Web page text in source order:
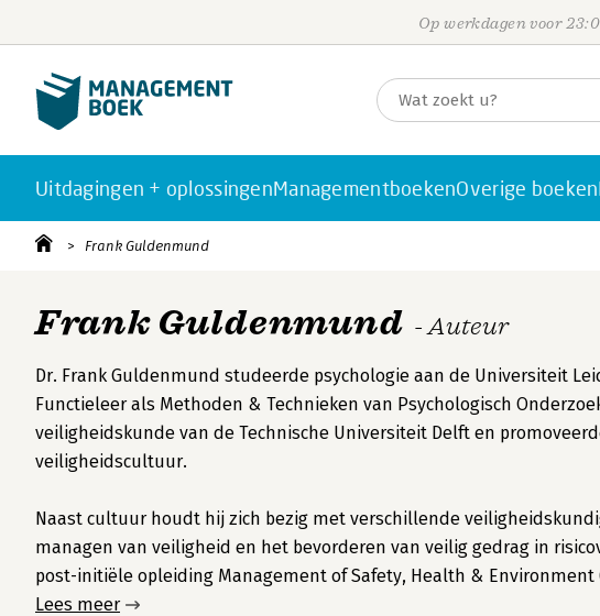
Op werkdagen voor
Uitdagingen + oplossingenManagementboekenOverige boeken
Frank Guldenmund
Frank Guldenmund - Auteur
Dr. Frank Guldenmund studeerde psychologie aan de Universiteit
Functieleer als Methoden & Technieken van Psychologisch
veiligheidskunde van de Technische Universiteit Delft en
veiligheidscultuur.
Naast cultuur houdt hij zich bezig met verschillende
managen van veiligheid en het bevorderen van veilig gedrag in
post-initiële opleiding Management of Safety, Health & Environment
Lees meer